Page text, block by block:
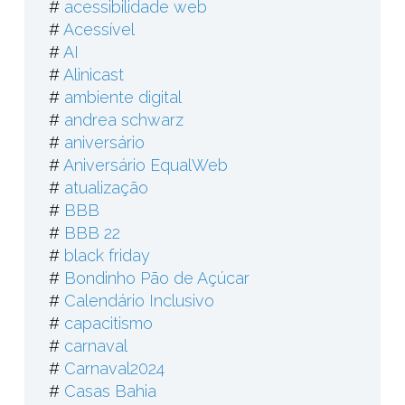
# acessibilidade web
#Acessível
#AI
#Alinicast
# ambiente digital
# andrea schwarz
# aniversário
#Aniversário EqualWeb
# atualização
# BBB
# BBB 22
# black friday
# Bondinho Pão de Açúcar
# Calendário Inclusivo
# capacitismo
# carnaval
# Carnaval2024
# Casas Bahia